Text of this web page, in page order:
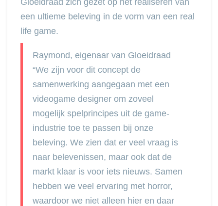
een ultieme beleving in de vorm van een real
life game.
Raymond, eigenaar van Gloeidraad
“We zijn voor dit concept de
samenwerking aangegaan met een
videogame designer om zoveel
mogelijk spelprincipes uit de game-
industrie toe te passen bij onze
beleving. We zien dat er veel vraag is
naar belevenissen, maar ook dat de
markt klaar is voor iets nieuws. Samen
hebben we veel ervaring met horror,
waardoor we niet alleen hier en daar